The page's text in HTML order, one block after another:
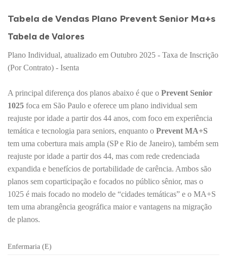
Tabela de Vendas Plano Prevent Senior Ma+s
Tabela de Valores
Plano Individual, atualizado em Outubro 2025 - Taxa de Inscrição
(Por Contrato) - Isenta
A principal diferença dos planos abaixo é que o Prevent Senior
1025 foca em São Paulo e oferece um plano individual sem
reajuste por idade a partir dos 44 anos, com foco em experiência
temática e tecnologia para seniors, enquanto o Prevent MA+S
tem uma cobertura mais ampla (SP e Rio de Janeiro), também sem
reajuste por idade a partir dos 44, mas com rede credenciada
expandida e benefícios de portabilidade de carência. Ambos são
planos sem coparticipação e focados no público sênior, mas o
1025 é mais focado no modelo de “cidades temáticas” e o MA+S
tem uma abrangência geográfica maior e vantagens na migração
de planos.
Enfermaria (E)